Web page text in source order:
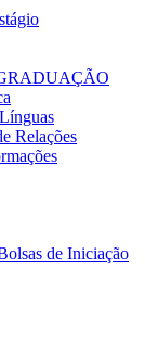
Relações
de Iniciação